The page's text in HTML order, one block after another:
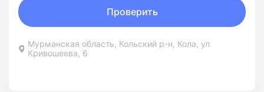
Мурманская область, Кольский р-н, Кола, ул
Кривошеева, 6
Проверить